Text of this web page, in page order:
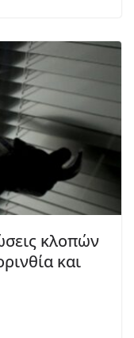
κλοπών
και